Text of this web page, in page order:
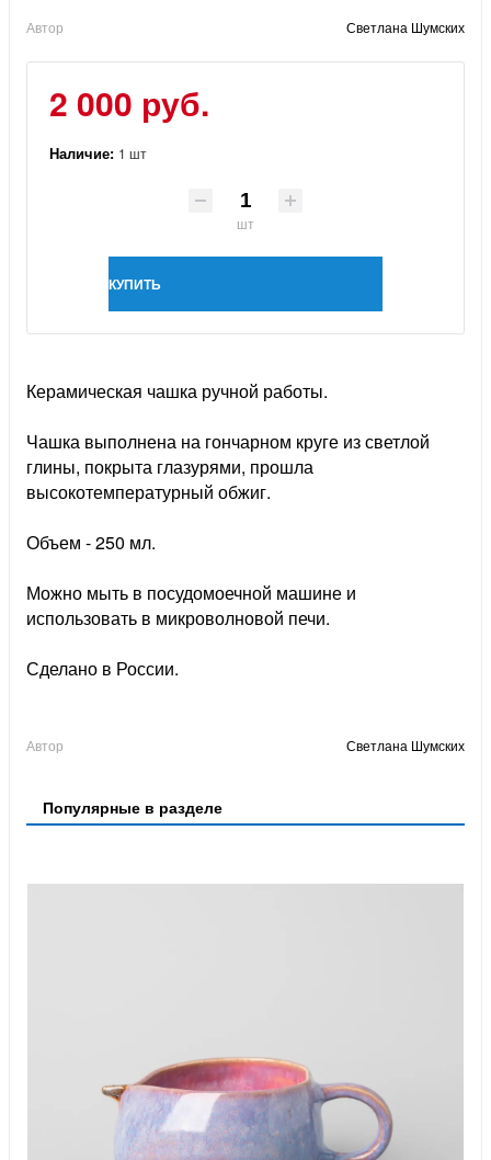
Автор Светлана Шумских
2 000 руб.
Наличие: 1 шт
шт
КУПИТЬ
Керамическая чашка ручной работы.
Чашка выполнена на гончарном круге из светлой
глины, покрыта глазурями, прошла
высокотемпературный обжиг.
Объем - 250 мл.
Можно мыть в посудомоечной машине и
использовать в микроволновой печи.
Сделано в России.
Автор Светлана Шумских
Популярные в разделе